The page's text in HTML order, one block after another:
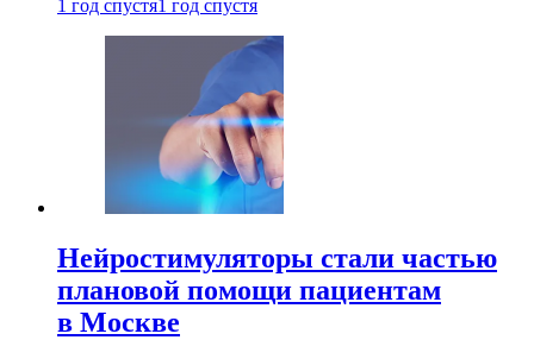
1 год спустя1 год спустя
Нейростимуляторы стали частью
плановой помощи пациентам
в Москве